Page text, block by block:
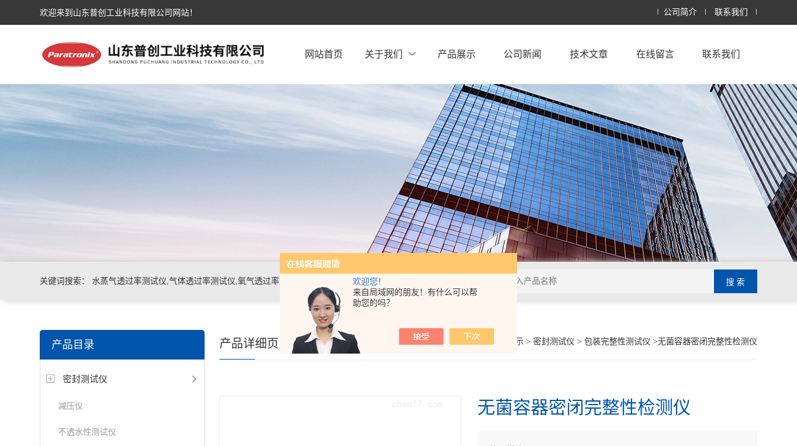
欢迎您！
来自局域网的朋友！有什么可以帮
助您的吗？
欢迎来到山东普创工业科技有限公司网站！ 公司简介 联系我们
网站首页 关于我们 产品展示 公司新闻 技术文章 在线留言 联系我们
关键词搜索： 水蒸气透过率测试仪,气体透过率测试仪,氧气透过率测试仪,接骨螺钉性能测试仪，导
管导丝滑动性能测试仪，密封仪，微泄漏密封测试仪，热封试验仪，包装耐压试验仪，电子拉力
机，泄漏与密封强度测试仪，透气度测试仪
产品目录
密封测试仪
减压仪
不透水性测试仪
你的位置： 首页 产品展示> 密封测试仪 > 包装完整性测试仪 >无菌容器密闭完整性检测仪
产品详细页
无菌容器密闭完整性检测仪